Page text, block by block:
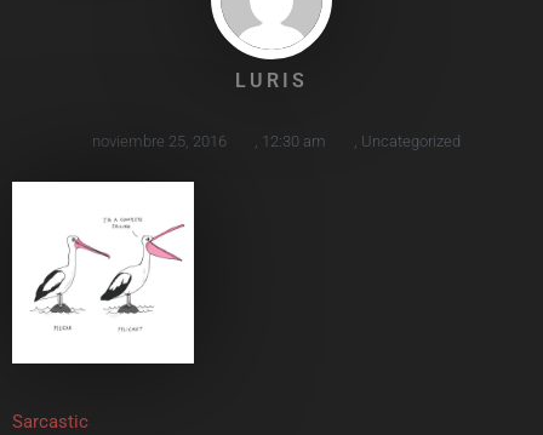
LURIS
noviembre 25, 2016 12:30 am Uncategorized
Sarcastic